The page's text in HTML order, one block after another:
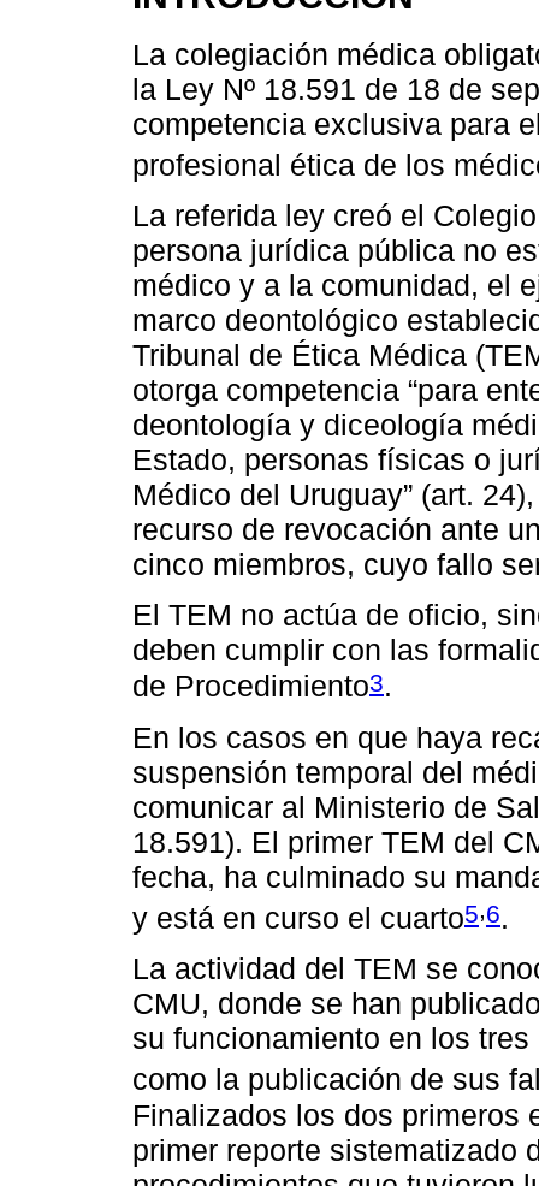
La colegiación médica
la Ley Nº 18.591 de 18 de
competencia exclusiva para
profesional ética de los
La referida ley creó el
persona jurídica pública no
médico y a la comunidad, el
marco deontológico
Tribunal de Ética Médica
otorga competencia “para
deontología y diceología
Estado, personas físicas o
Médico del Uruguay” (art.
recurso de revocación ante
cinco miembros, cuyo fallo
El TEM no actúa de oficio,
deben cumplir con las
de Procedimiento3.
En los casos en que haya
suspensión temporal del
comunicar al Ministerio de
18.591). El primer TEM del
fecha, ha culminado su
y está en curso el cuarto5,6.
La actividad del TEM se
CMU, donde se han
su funcionamiento en los
como la publicación de sus
Finalizados los dos primeros
primer reporte sistematizado